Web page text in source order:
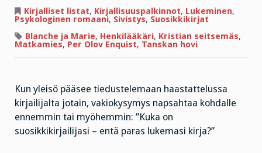
vaikea
kysymys
vastattavaksi
Kirjalliset listat, Kirjallisuuspalkinnot, Lukeminen,
Psykologinen romaani, Sivistys, Suosikkikirjat
Blanche ja Marie, Henkilääkäri, Kristian seitsemäs,
Matkamies, Per Olov Enquist, Tanskan hovi
Kun yleisö pääsee tiedustelemaan haastattelussa
kirjailijalta jotain, vakiokysymys napsahtaa kohdalle
ennemmin tai myöhemmin: ”Kuka on
suosikkikirjailijasi – entä paras lukemasi kirja?”